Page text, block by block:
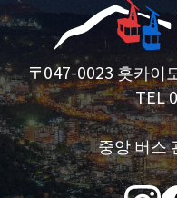
〒047-0023 홋카이
TEL
중앙 버스